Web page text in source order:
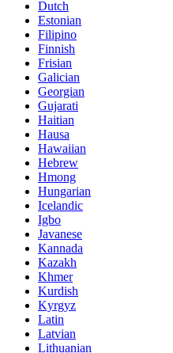
Dutch
Estonian
Filipino
Finnish
Frisian
Galician
Georgian
Gujarati
Haitian
Hausa
Hawaiian
Hebrew
Hmong
Hungarian
Icelandic
Igbo
Javanese
Kannada
Kazakh
Khmer
Kurdish
Kyrgyz
Latin
Latvian
Lithuanian